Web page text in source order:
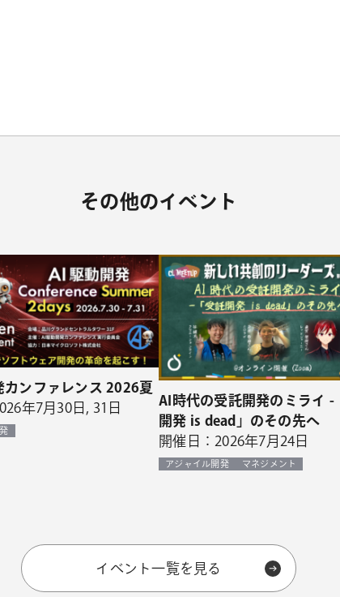
その他のイベント
カンファレンス 2026夏
年7月30日, 31日
AI時代の受託開発のミライ -
開発 is dead」のその先へ
開催日：2026年7月24日
アジャイル開発 マネジメント
イベント一覧を見る